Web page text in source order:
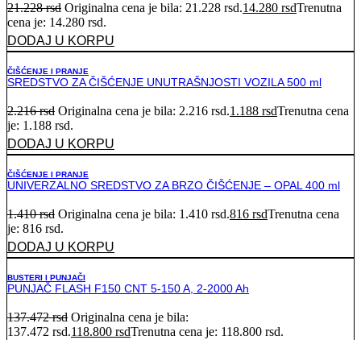
21.228rsd Originalna cena je bila: 21.228 rsd.14.280 rsdTrenutna
cena je: 14.280 rsd.
DODAJ U KORPU
ČIŠĆENJE I PRANJE
SREDSTVO ZA ČIŠĆENJE UNUTRAŠNJOSTI VOZILA 500 ml
2.216rsd Originalna cena je bila: 2.216 rsd.1.188 rsdTrenutna cena
je: 1.188 rsd.
DODAJ U KORPU
ČIŠĆENJE I PRANJE
UNIVERZALNO SREDSTVO ZA BRZO ČIŠĆENJE – OPAL 400 ml
1.410rsd Originalna cena je bila: 1.410 rsd.816 rsdTrenutna cena
je: 816 rsd.
DODAJ U KORPU
BUSTERI I PUNJAČI
PUNJAČ FLASH F150 CNT 5-150 A, 2-2000 Ah
137.472rsd Originalna cena je bila:
137.472 rsd.118.800 rsdTrenutna cena je: 118.800 rsd.